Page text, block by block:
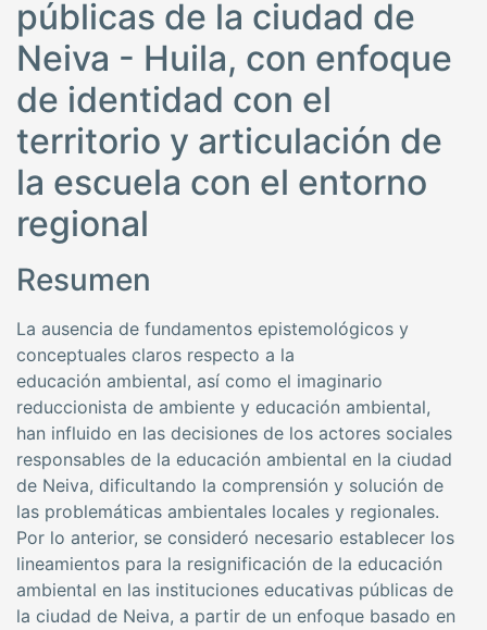
públicas de la ciudad de
Neiva - Huila, con enfoque
de identidad con el
territorio y articulación de
la escuela con el entorno
regional
Resumen
La ausencia de fundamentos epistemológicos y
conceptuales claros respecto a la
educación ambiental, así como el imaginario
reduccionista de ambiente y educación ambiental,
han influido en las decisiones de los actores sociales
responsables de la educación ambiental en la ciudad
de Neiva, dificultando la comprensión y solución de
las problemáticas ambientales locales y regionales.
Por lo anterior, se consideró necesario establecer los
lineamientos para la resignificación de la educación
ambiental en las instituciones educativas públicas de
la ciudad de Neiva, a partir de un enfoque basado en